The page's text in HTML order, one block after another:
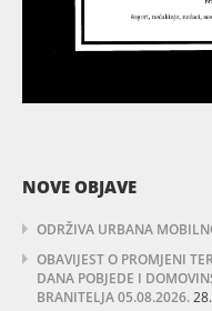
NOVE OBJAVE
ODRŽIVA URBANA
OBAVIJEST O PROMJENI
DANA POBJEDE I
BRANITELJA 05.08.2026.